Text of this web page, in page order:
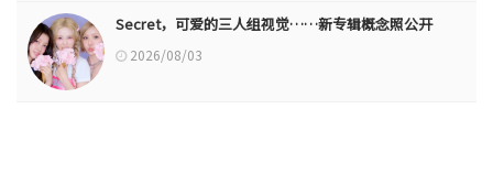
Secret，可爱的三人组视觉……新专辑概念照公开
2026/08/03